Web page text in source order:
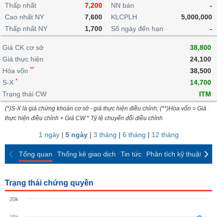
lỗ
dịch
nội
Niên
giám
Tài
liệu
cổ
Định
giá
ngoài
doanh
Top
cổ
phiếu
ngành
giao
dịch
dịch
Chứng
quyền
quan
Thống
giao
dịch
Thống
giao
dịch
Tin
tức
Phân
tích
kỹ
thuật
trực
tuyến
Bộ
lọc
cổ
So
sánh
Báo
cáo
Vĩ
mô
lai
Chứng
quyền
Trái
phiếu
IR
Awards
tạo
Dịch
vụ
Thấp nhất
7,200
Cao nhất NY
7,600
Thấp nhất NY
1,700
NN bán
-
KLCPLH
5,000,000
Số ngày đến hạn
-
Giá CK cơ sở
38,800
Giá thực hiện
24,100
Hòa vốn **
38,500
S-X *
14,700
Trạng thái CW
ITM
(*)S-X là giá chứng khoán cơ sở - giá thực hiện điều chỉnh; (**)Hòa vốn = Giá
thực hiện điều chỉnh + Giá CW * Tỷ lệ chuyển đổi điều chỉnh
1 ngày| 5 ngày| 3 tháng | 6 tháng | 12 tháng
Tổng quan Thống kê giao dịch Tin tức Phân tích kỹ thuật
Trạng thái chứng quyền
20k
BẤT
ĐỘNG
SẢN
TÀI
CHÍNH
HÀNG
KINH
GIỚI